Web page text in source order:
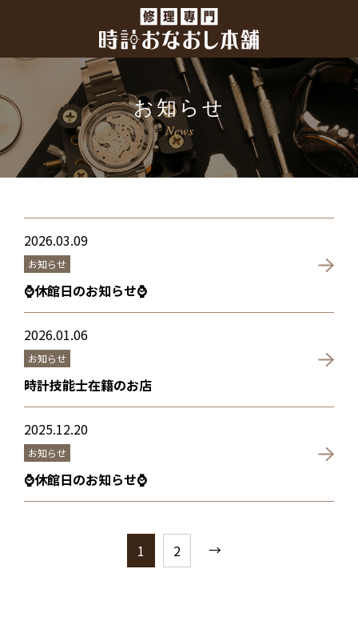
お知らせ
News
2026.03.09
お知らせ
⌚休館日のお知らせ⌚
2026.01.06
お知らせ
時計技能士在籍のお店
2025.12.20
お知らせ
⌚休館日のお知らせ⌚
1 2 →